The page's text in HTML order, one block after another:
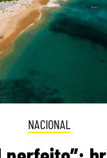
NACIONAL